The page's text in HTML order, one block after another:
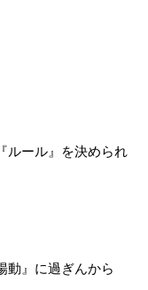
ルール』を決められ
動』に過ぎんから